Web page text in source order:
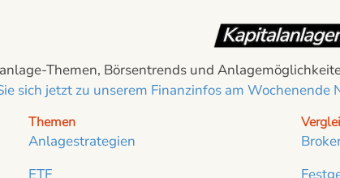
Themen, Börsentrends und
sich jetzt zu unserem Finanzinfos am
Themen
Anlagestrategien